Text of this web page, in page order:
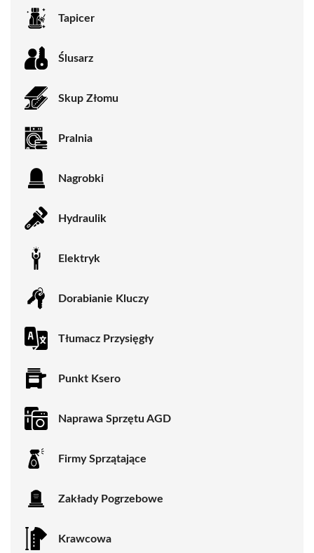
Tapicer
Ślusarz
Skup Złomu
Pralnia
Nagrobki
Hydraulik
Elektryk
Dorabianie Kluczy
Tłumacz Przysięgły
Punkt Ksero
Naprawa Sprzętu AGD
Firmy Sprzątające
Zakłady Pogrzebowe
Krawcowa